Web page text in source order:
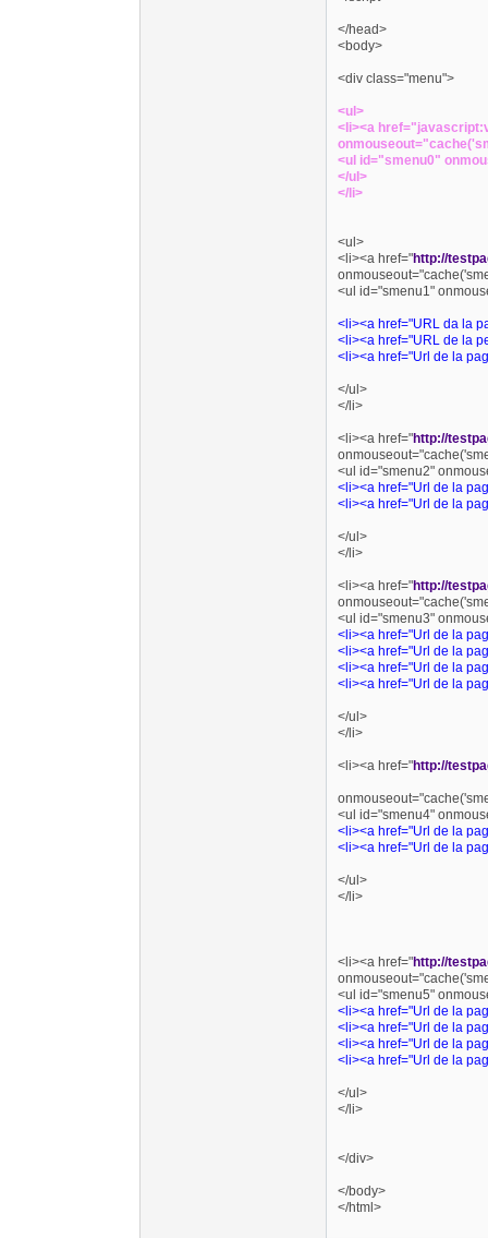
</head>
<body>
<div class="menu">
<ul>
<li><a
<ul id="smenu0"
</ul>
</li>
<ul>
<li><a href="http://
<ul id="smenu1"
<li><a href="URL da la
<li><a href="URL de la
<li><a href="Url de la
</ul>
</li>
<li><a href="http://
<ul id="smenu2"
<li><a href="Url de la
<li><a href="Url de la
</ul>
</li>
<li><a href="http://
<ul id="smenu3"
<li><a href="Url de la
<li><a href="Url de la
<li><a href="Url de la
<li><a href="Url de la
</ul>
</li>
<li><a href="http://
<ul id="smenu4"
<li><a href="Url de la
<li><a href="Url de la
</ul>
</li>
<li><a href="http://
<ul id="smenu5"
<li><a href="Url de la
<li><a href="Url de la
<li><a href="Url de la
<li><a href="Url de la
</ul>
</li>
</div>
</body>
</html>